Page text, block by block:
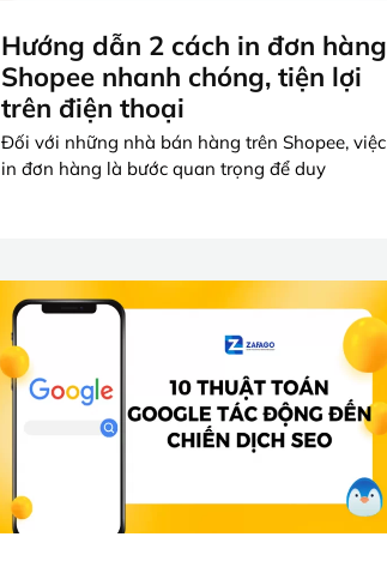
Hướng dẫn 2 cách in đơn hàng
Shopee nhanh chóng, tiện lợi
trên điện thoại
Đối với những nhà bán hàng trên Shopee, việc
in đơn hàng là bước quan trọng để duy